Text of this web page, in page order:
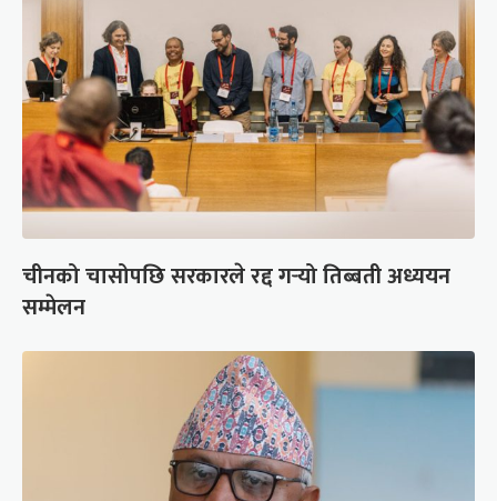
चीनको चासोपछि सरकारले रद्द गर्‍यो तिब्बती अध्ययन
सम्मेलन